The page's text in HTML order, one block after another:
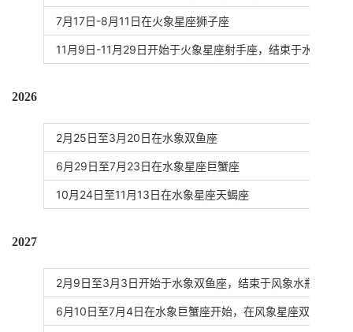
7月17日-8月11日在火象星座狮子座
11月9日-11月29日开始于火象星座射手座，结束于水象星座
2026
2月25日至3月20日在水象双鱼座
6月29日至7月23日在水象星座巨蟹座
10月24日至11月13日在水象星座天蝎座
2027
2月9日至3月3日开始于水象双鱼座，结束于风象水瓶座
6月10日至7月4日在水象巨蟹座开始，在风象星座双子座结束